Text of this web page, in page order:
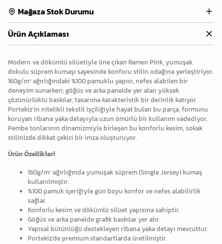
Mağaza Stok Durumu
Ürün Açıklaması
Modern ve dökümlü silüetiyle öne çıkan Ramen Pink, yumuşak
dokulu süprem kumaşı sayesinde konforu stilin odağına yerleştiriyor.
160g/m² ağırlığındaki %100 pamuklu yapısı, nefes alabilen bir
deneyim sunarken; göğüs ve arka panelde yer alan yüksek
çözünürlüklü baskılar, tasarıma karakteristik bir derinlik katıyor.
Portekiz’in nitelikli tekstil işçiliğiyle hayat bulan bu parça, formunu
koruyan ribana yaka detayıyla uzun ömürlü bir kullanım vadediyor.
Pembe tonlarının dinamizmiyle birleşen bu konforlu kesim, sokak
stilinizde dikkat çekici bir imza oluşturuyor.
Ürün Özellikleri
160g/m² ağırlığında yumuşak süprem (Single Jersey) kumaş
kullanılmıştır.
%100 pamuk içeriğiyle gün boyu konfor ve nefes alabilirlik
sağlar.
Konforlu kesim ve dökümlü silüet yapısına sahiptir.
Göğüs ve arka panelde grafik baskılar yer alır.
Yapısal bütünlüğü destekleyen ribana yaka detayı mevcuttur.
Portekiz'de premium standartlarda üretilmiştir.